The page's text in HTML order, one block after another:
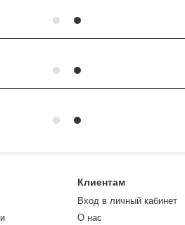
Клиентам
Вход в личный кабинет
О нас